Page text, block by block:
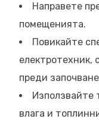
Направете
помещенията.
Повикайте
електротехник,
преди
Използвайте
влага и